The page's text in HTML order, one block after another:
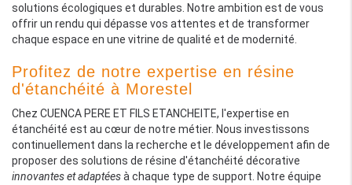
solutions écologiques et durables. Notre ambition est de vous
offrir un rendu qui dépasse vos attentes et de transformer
chaque espace en une vitrine de qualité et de modernité.
Profitez de notre expertise en résine
d'étanchéité à Morestel
Chez CUENCA PERE ET FILS ETANCHEITE, l'expertise en
étanchéité est au cœur de notre métier. Nous investissons
continuellement dans la recherche et le développement afin de
proposer des solutions de résine d'étanchéité décorative
innovantes et adaptéesà chaque type de support. Notre équipe